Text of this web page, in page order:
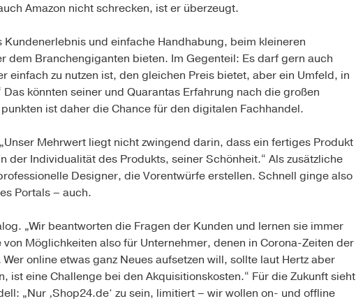
Amazon nicht schrecken, ist er überzeugt.
und einfache Handhabung, beim kleineren
dem Branchengiganten bieten. Im Gegenteil: Es darf gern auch
einfach zu nutzen ist, den gleichen Preis bietet, aber ein Umfeld, in
könnten seiner und Quarantas Erfahrung nach die großen
ist daher die Chance für den digitalen Fachhandel.
Mehrwert liegt nicht zwingend darin, dass ein fertiges Produkt
der Individualität des Produkts, seiner Schönheit.“ Als zusätzliche
Designer, die Vorentwürfe erstellen. Schnell ginge also
Portals – auch.
„Wir beantworten die Fragen der Kunden und lernen sie immer
Möglichkeiten also für Unternehmer, denen in Corona-Zeiten der
online etwas ganz Neues aufsetzen will, sollte laut Hertz aber
ist eine Challenge bei den Akquisitionskosten.“ Für die Zukunft sieht
„Nur ‚Shop24.de‘ zu sein, limitiert – wir wollen on- und offline